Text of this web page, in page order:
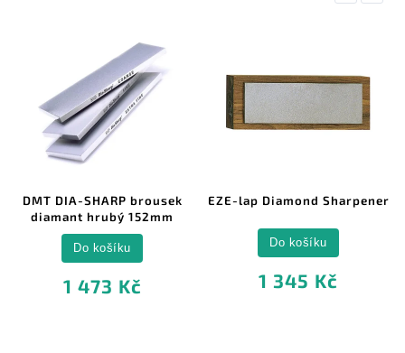
DMT DIA-SHARP brousek
diamant hrubý 152mm
1 473 Kč
Do košíku
EZE-lap Diamond Sharpener
1 345 Kč
Do košíku